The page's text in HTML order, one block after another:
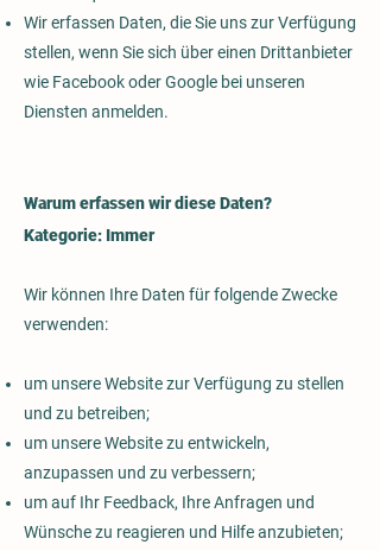
Wir erfassen Daten, die Sie uns zur Verfügung
stellen, wenn Sie sich über einen Drittanbieter
wie Facebook oder Google bei unseren
Diensten anmelden.
Warum erfassen wir diese Daten?
Kategorie: Immer
Wir können Ihre Daten für folgende Zwecke
verwenden:
um unsere Website zur Verfügung zu stellen
und zu betreiben;
um unsere Website zu entwickeln,
anzupassen und zu verbessern;
um auf Ihr Feedback, Ihre Anfragen und
Wünsche zu reagieren und Hilfe anzubieten;